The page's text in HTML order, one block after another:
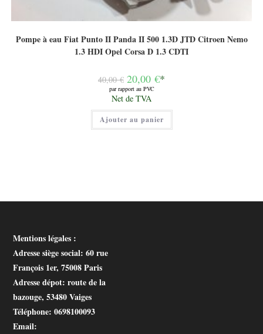
Pompe à eau Fiat Punto II Panda II 500 1.3D JTD Citroen Nemo
1.3 HDI Opel Corsa D 1.3 CDTI
40,00€ Le
prix
initial
était :
40,00 €.
20,00 €*
par rapport au PVC
Le
prix
actuel
est :
20,00 €.
Net de TVA
Ajouter au panier
Mentions légales :
Adresse siège social: 60 rue
François 1er, 75008 Paris
Adresse dépot: route de la
bazouge, 53480 Vaiges
Téléphone: 0698100093
Email: